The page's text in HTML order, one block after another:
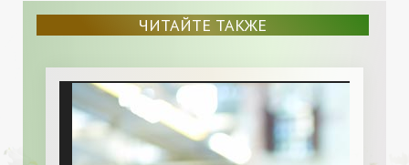
ЧИТАЙТЕ ТАКЖЕ